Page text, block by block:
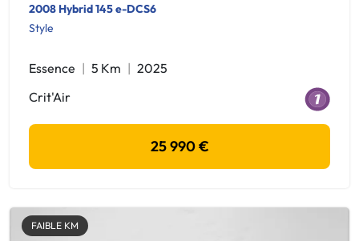
2008 Hybrid 145 e-DCS6
Style
Essence 5 Km
2025
Crit'Air
25 990 €
FAIBLE KM